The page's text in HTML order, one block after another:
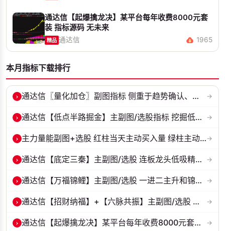
通达信【起爆擒龙决】某平台每年收费8000元套
装 指标源码 无未来
精品 通达信 1965
本月指标下载排行
› 通达信〖量化加仓〗副图指标 侧重于趋势确认、量能配合与高低位反转信号... →
› 通达信【低点半路掘金】主副图/选股指标 挖掘低吸 半路下跌低吸思路 源... →
› 主力量能副图+选股 红柱当天主动买入量 绿柱主动卖出量→
› 通达信【底定三秦】主副图/选股 连板龙头低吸精准量化 出票少而精 五年... →
› 通达信【万福锦鲤】主副图/选股 一进二主升和锦鲤回调两种模式 源码 →
› 通达信【招财纳福】+【六脉共振】主副图/选股 自用经历实战的指标 抓强... →
› 通达信【起爆擒龙决】某平台每年收费8000元套装 指标源码 无未来 →